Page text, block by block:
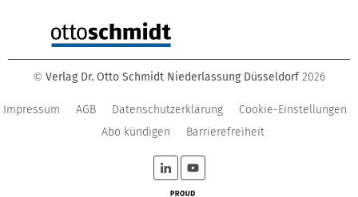
© Verlag Dr. Otto Schmidt Niederlassung Düsseldorf 2026
Impressum AGB Datenschutzerklärung
Cookie-Einstellungen
Abo kündigen
Barrierefreiheit